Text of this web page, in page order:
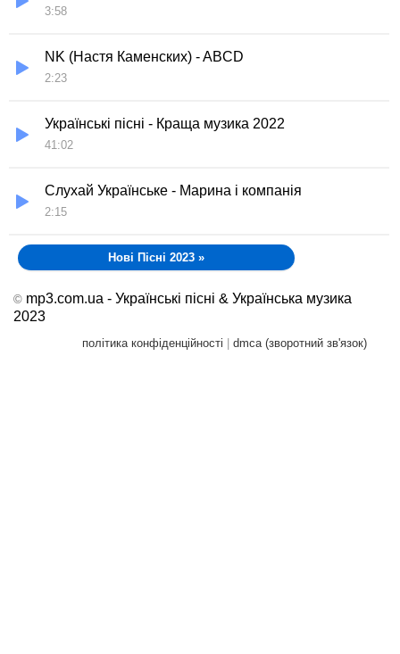
3:58
NK (Настя Каменских) - ABCD
2:23
Українські пісні - Краща музика 2022
41:02
Слухай Українське - Марина і компанія
2:15
Нові Пісні 2023 »
© mp3.com.ua - Українські пісні & Українська музика
2023
політика конфіденційності dmca (зворотний зв'язок)